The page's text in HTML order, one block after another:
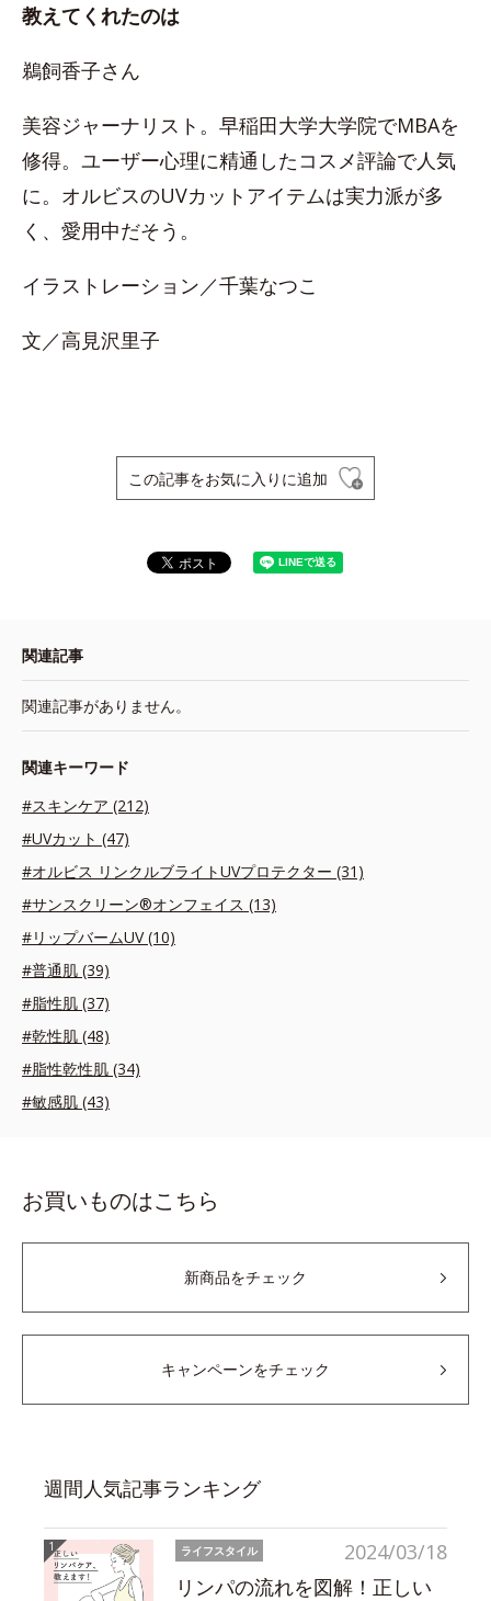
教えてくれたのは
鵜飼香子さん
美容ジャーナリスト。早稲田大学大学院でMBAを
修得。ユーザー心理に精通したコスメ評論で人気
に。オルビスのUVカットアイテムは実力派が多
く、愛用中だそう。
イラストレーション／千葉なつこ
文／高見沢里子
この記事をお気に入りに追加
関連記事
関連記事がありません。
関連キーワード
#スキンケア (212)
#UVカット (47)
#オルビス リンクルブライトUVプロテクター (31)
#サンスクリーン®オンフェイス (13)
#リップバームUV (10)
#普通肌 (39)
#脂性肌 (37)
#乾性肌 (48)
#脂性乾性肌 (34)
#敏感肌 (43)
お買いものはこちら
新商品をチェック
キャンペーンをチェック
週間人気記事ランキング
2024/03/18
ライフスタイル
リンパの流れを図解！正しい